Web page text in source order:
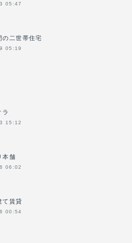
05:47
の二世帯住宅
05:19
15:12
本舗
06:02
て賃貸
00:54